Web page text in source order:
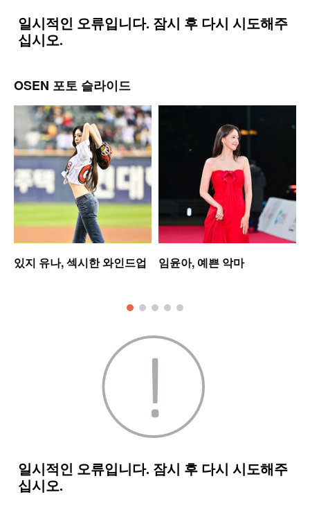
OSEN 포토 슬라이드
있지 유나, 섹시한 와인드업 임윤아, 예쁜 악마